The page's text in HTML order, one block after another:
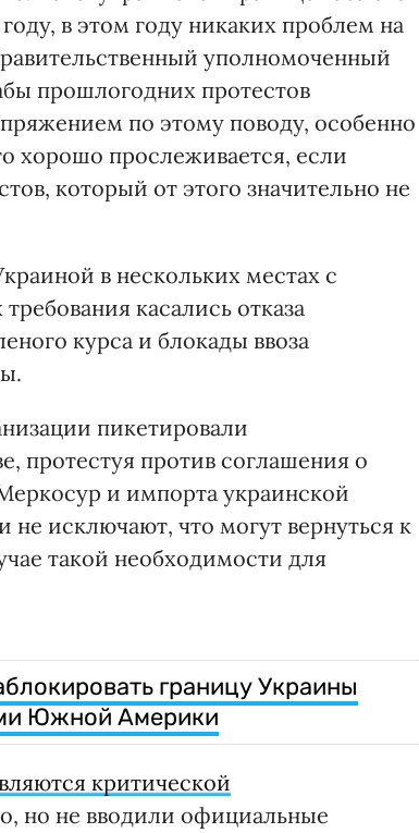
в этом году никаких проблем на
уполномоченный
прошлогодних протестов
по этому поводу, особенно
хорошо прослеживается, если
который от этого значительно не
в нескольких местах с
касались отказа
курса и блокады ввоза
пикетировали
протестуя против соглашения о
и импорта украинской
исключают, что могут вернуться к
такой необходимости для
границу Украины
Южной Америки
критической
но не вводили официальные